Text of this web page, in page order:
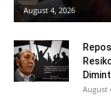
August 4, 2026
August